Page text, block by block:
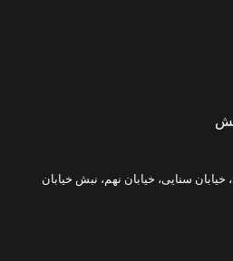
خیابان سنایی، خیابان نهم، نبش خیابان